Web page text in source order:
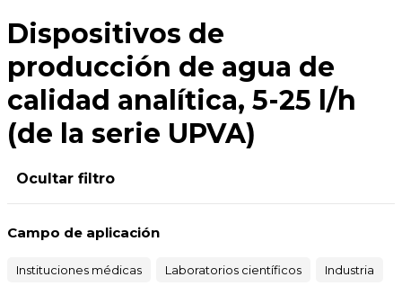
Dispositivos de
producción de agua de
calidad analítica, 5-25 l/h
(de la serie UPVA)
Ocultar filtro
Campo de aplicación
Instituciones médicas Laboratorios científicos Industria